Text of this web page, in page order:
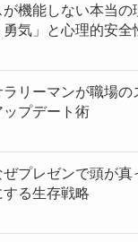
機能しない本当の
気」と心理的安全
リーマンが職場の
プデート術
プレゼンで頭が真
る生存戦略